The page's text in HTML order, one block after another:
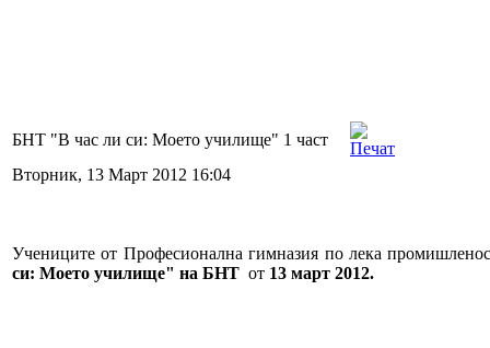
БНТ "В час ли си: Моето училище" 1 част
Вторник, 13 Март 2012 16:04
Учениците от Професионална гимназия по лека
си: Моето училище" на БНТ от 13 март 2012.